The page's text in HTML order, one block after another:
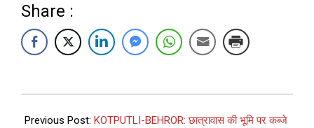
Share :
Previous Post: KOTPUTLI-BEHROR: छात्रावास की भूमि पर कब्जे